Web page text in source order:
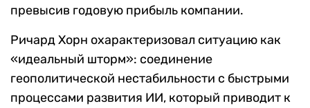
превысив годовую прибыль компании.
Ричард Хорн охарактеризовал ситуацию как
«идеальный шторм»: соединение
геополитической нестабильности с быстрыми
процессами развития ИИ, который приводит к